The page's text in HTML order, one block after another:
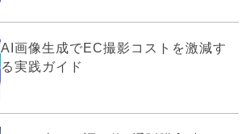
AI画像生成でEC撮影コストを激減す
る実践ガイド